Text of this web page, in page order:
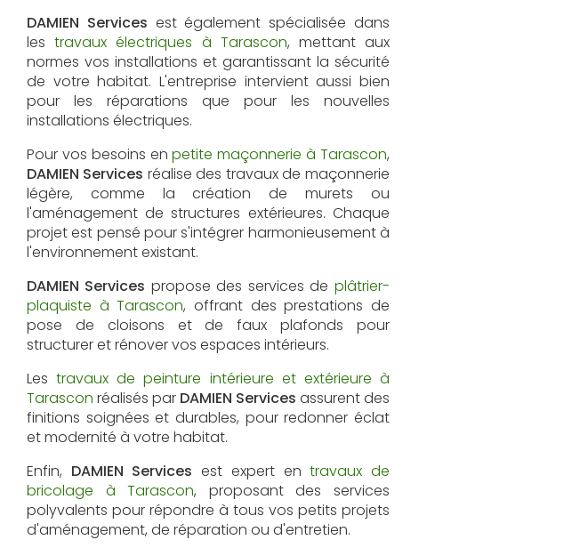
DAMIEN Services est également spécialisée dans
lestravaux électriques à Tarascon, mettant aux
normes vos installations et garantissant la sécurité
de votre habitat. L'entreprise intervient aussi bien
pour les réparations que pour les nouvelles
installations électriques.
Pour vos besoins enpetite maçonnerie à Tarascon,
DAMIEN Services réalise des travaux de maçonnerie
légère, comme la création de murets ou
l'aménagement de structures extérieures. Chaque
projet est pensé pour s'intégrer harmonieusement à
l'environnement existant.
DAMIEN Services propose des services de plâtrier-
plaquiste à Tarascon, offrant des prestations de
pose de cloisons et de faux plafonds pour
structurer et rénover vos espaces intérieurs.
Lestravaux de peinture intérieure et extérieure à
Tarascon réalisés par DAMIEN Services assurent des
finitions soignées et durables, pour redonner éclat
et modernité à votre habitat.
Enfin, DAMIEN Services est expert entravaux de
bricolage à Tarascon, proposant des services
polyvalents pour répondre à tous vos petits projets
d'aménagement, de réparation ou d'entretien.